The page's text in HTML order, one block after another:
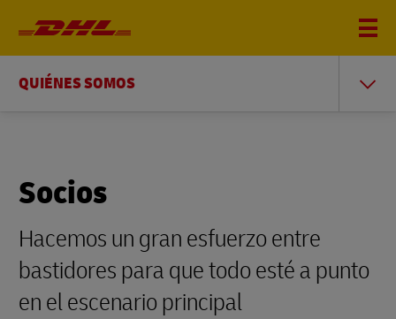
QUIÉNES SOMOS
Socios
Hacemos un gran esfuerzo entre
bastidores para que todo esté a punto
en el escenario principal